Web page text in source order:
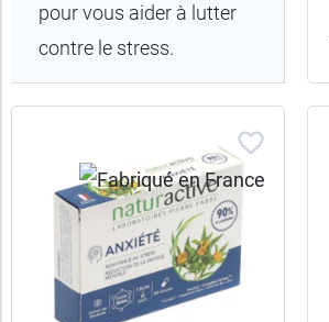
Allaitement
Aromathérapie
Caractéristiques
Convient
pour vous aider à lutter
contre le stress.